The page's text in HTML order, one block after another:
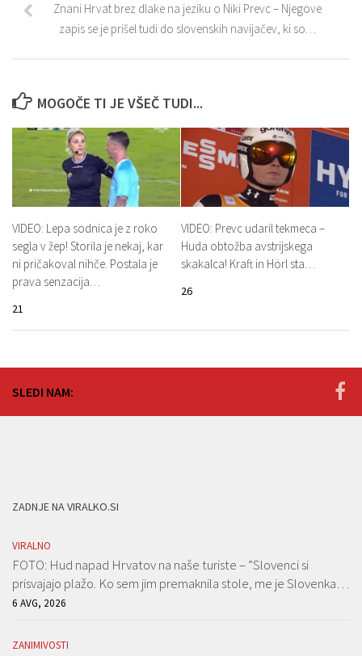
Znani Hrvat brez dlake na jeziku o Niki Prevc – Njegove
zapis se je prišel tudi do slovenskih navijačev, ki so…
MOGOČE TI JE VŠEČ TUDI...
VIDEO: Lepa sodnica je z roko
segla v žep! Storila je nekaj, kar
ni pričakoval nihče. Postala je
prava senzacija…
21
VIDEO: Prevc udaril tekmeca –
Huda obtožba avstrijskega
skakalca! Kraft in Hörl sta…
26
SLEDI NAM:
ZADNJE NA VIRALKO.SI
VIRALNO
FOTO: Hud napad Hrvatov na naše turiste – ”Slovenci si
prisvajajo plažo. Ko sem jim premaknila stole, me je Slovenka…
6 AVG, 2026
ZANIMIVOSTI